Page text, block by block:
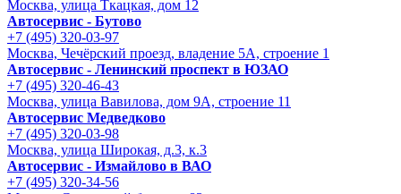
Москва, улица Ткацкая, дом 12
Автосервис - Бутово
+7 (495) 320-03-97
Москва, Чечёрский проезд, владение 5А, строение 1
Автосервис - Ленинский проспект в ЮЗАО
+7 (495) 320-46-43
Москва, улица Вавилова, дом 9A, строение 11
Автосервис Медведково
+7 (495) 320-03-98
Москва, улица Широкая, д.3, к.3
Автосервис - Измайлово в ВАО
+7 (495) 320-34-56